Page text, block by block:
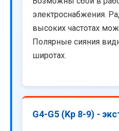
электроснабжения.
высоких частотах
Полярные сияния
широтах.
G4-G5 (Kp 8-9) -